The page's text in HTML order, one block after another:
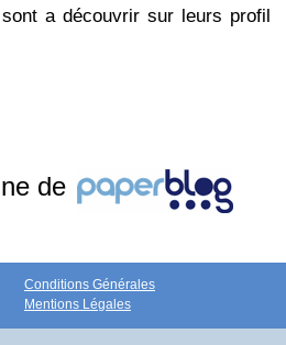
a découvrir sur leurs profil
de
Conditions Générales
Mentions Légales